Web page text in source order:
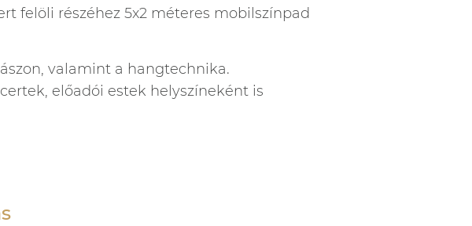
felöli részéhez 5x2 méteres mobilszínpad
valamint a hangtechnika.
előadói estek helyszíneként is